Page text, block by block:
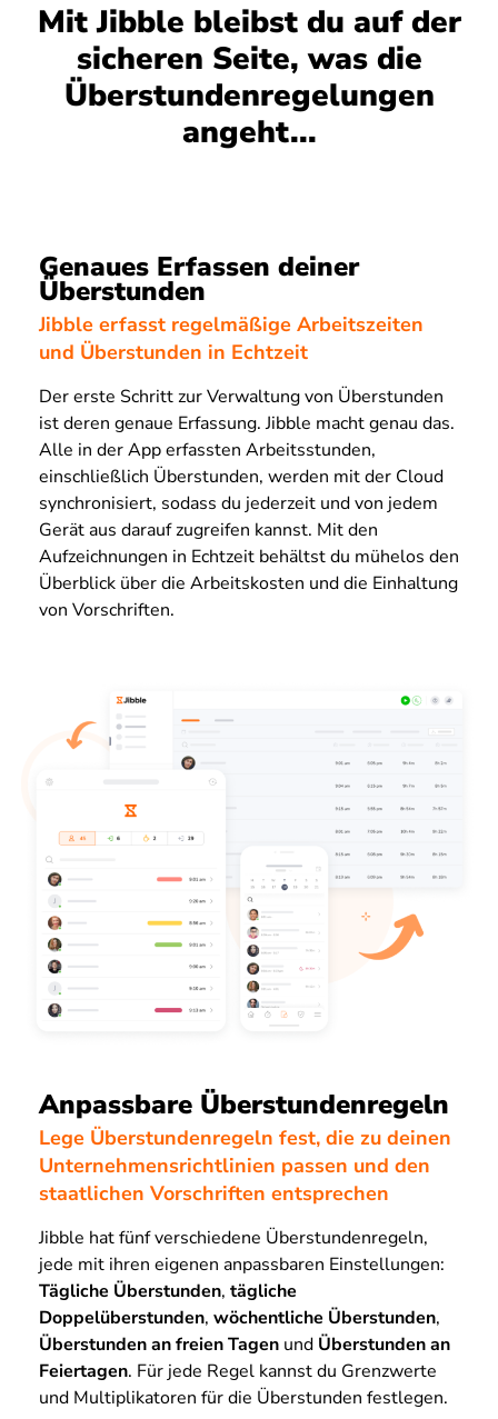
Mit Jibble bleibst du auf der
sicheren Seite, was die
Überstundenregelungen
angeht...
Genaues Erfassen deiner
Überstunden
Jibble erfasst regelmäßige Arbeitszeiten
und Überstunden in Echtzeit
Der erste Schritt zur Verwaltung von Überstunden
ist deren genaue Erfassung. Jibble macht genau das.
Alle in der App erfassten Arbeitsstunden,
einschließlich Überstunden, werden mit der Cloud
synchronisiert, sodass du jederzeit und von jedem
Gerät aus darauf zugreifen kannst. Mit den
Aufzeichnungen in Echtzeit behältst du mühelos den
Überblick über die Arbeitskosten und die Einhaltung
von Vorschriften.
Anpassbare Überstundenregeln
Lege Überstundenregeln fest, die zu deinen
Unternehmensrichtlinien passen und den
staatlichen Vorschriften entsprechen
Jibble hat fünf verschiedene Überstundenregeln,
jede mit ihren eigenen anpassbaren Einstellungen:
Tägliche Überstunden, tägliche
Doppelüberstunden, wöchentliche Überstunden,
Überstunden an freien Tagen und Überstunden an
Feiertagen. Für jede Regel kannst du Grenzwerte
und Multiplikatoren für die Überstunden festlegen.